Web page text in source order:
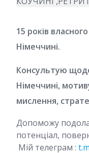
15 років
Німеччині.
Консультую
Німеччині,
мислення,
Допоможу
потенціал,
Мій телеграм :